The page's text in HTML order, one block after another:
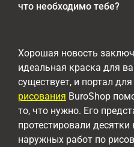
что необходимо тебе?
Хорошая новость
идеальная краска для
существует, и портал
рисования BuroShop
то, что нужно. Его
протестировали
наружных работ по